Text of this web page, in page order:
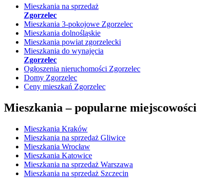
Mieszkania na sprzedaż
Zgorzelec
Mieszkania 3-pokojowe Zgorzelec
Mieszkania dolnośląskie
Mieszkania powiat zgorzelecki
Mieszkania do wynajęcia
Zgorzelec
Ogłoszenia nieruchomości Zgorzelec
Domy Zgorzelec
Ceny mieszkań Zgorzelec
Mieszkania –popularne miejscowości
Mieszkania Kraków
Mieszkania na sprzedaż Gliwice
Mieszkania Wrocław
Mieszkania Katowice
Mieszkania na sprzedaż Warszawa
Mieszkania na sprzedaż Szczecin